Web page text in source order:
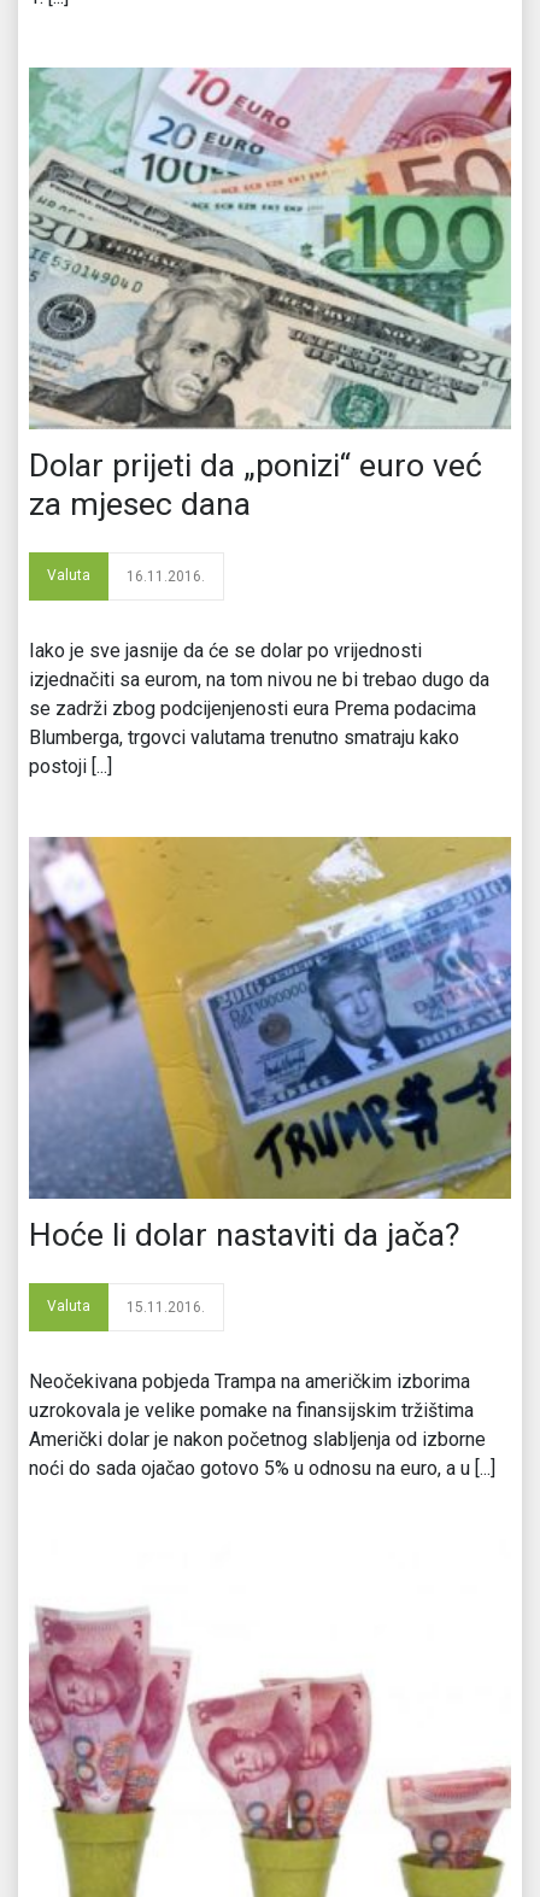
Dolar prijeti da „ponizi“ euro već
za mjesec dana
Valuta 16.11.2016.
Iako je sve jasnije da će se dolar po vrijednosti
izjednačiti sa eurom, na tom nivou ne bi trebao dugo da
se zadrži zbog podcijenjenosti eura Prema podacima
Blumberga, trgovci valutama trenutno smatraju kako
postoji [...]
Hoće li dolar nastaviti da jača?
Valuta 15.11.2016.
Neočekivana pobjeda Trampa na američkim izborima
uzrokovala je velike pomake na finansijskim tržištima
Američki dolar je nakon početnog slabljenja od izborne
noći do sada ojačao gotovo 5% u odnosu na euro, a u [...]